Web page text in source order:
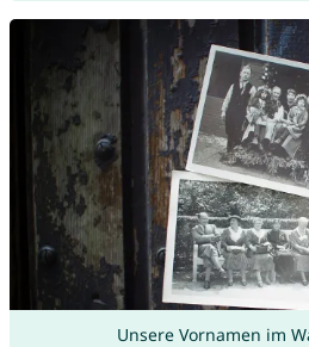
Unsere Vornamen im